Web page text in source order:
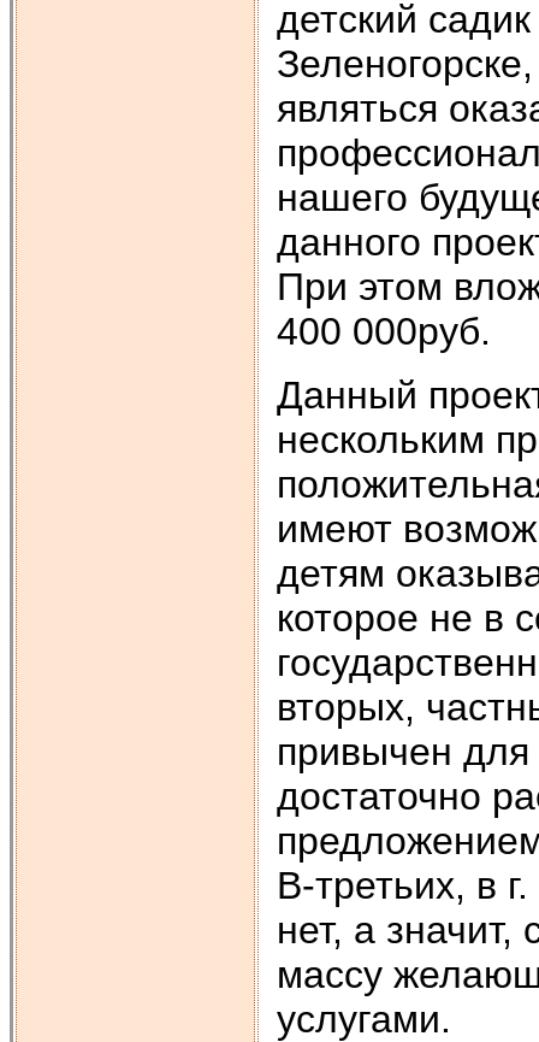
детский
являться
нашего
данного
При этом
400 000руб.
Данный
нескольким
имеют
детям
которое не в
вторых,
привычен
достаточно
В-третьих, в
нет, а значит,
массу
услугами.